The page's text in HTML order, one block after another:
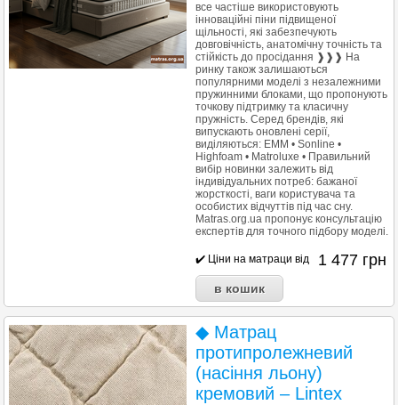
все частіше використовують
інноваційні піни підвищеної
щільності, які забезпечують
довговічність, анатомічну точність та
стійкість до просідання ❱❱❱ На
ринку також залишаються
популярними моделі з незалежними
пружинними блоками, що пропонують
точкову підтримку та класичну
пружність. Серед брендів, які
випускають оновлені серії,
виділяються: EMM • Sonline •
Highfoam • Matroluxe • Правильний
вибір новинки залежить від
індивідуальних потреб: бажаної
жорсткості, ваги користувача та
особистих відчуттів під час сну.
Matras.org.ua пропонує консультацію
експертів для точного підбору моделі.
✔️ Ціни на матраци від 1 477 грн
◆ Матрац
протипролежневий
(насіння льону)
кремовий – Lintex